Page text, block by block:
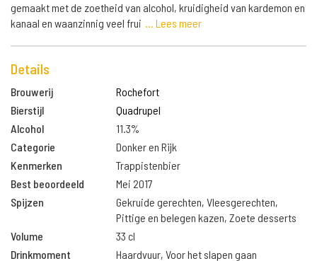
gemaakt met de zoetheid van alcohol, kruidigheid van kardemon en
kanaal en waanzinnig veel frui ... Lees meer
Details
Brouwerij
Rochefort
Bierstijl
Quadrupel
Alcohol
11.3%
Categorie
Donker en Rijk
Kenmerken
Trappistenbier
Best beoordeeld
Mei 2017
Spijzen
Gekruide gerechten, Vleesgerechten,
Pittige en belegen kazen, Zoete desserts
Volume
33 cl
Drinkmoment
Haardvuur, Voor het slapen gaan